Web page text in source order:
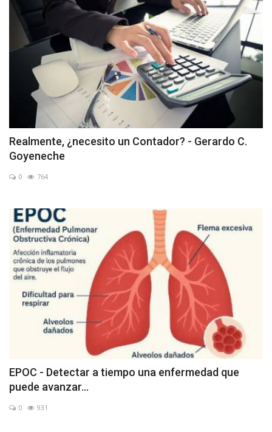
Realmente, ¿necesito un Contador? - Gerardo C.
Goyeneche
0 764
EPOC - Detectar a tiempo una enfermedad que
puede avanzar...
0 931